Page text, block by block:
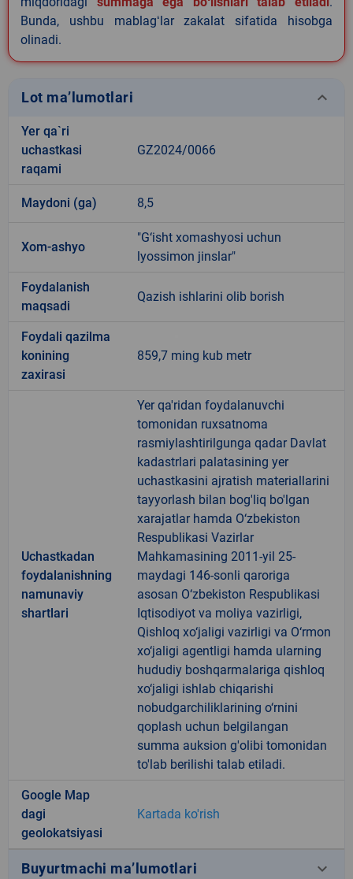
Bunda, ushbu mablagʻlar zakalat sifatida hisobga
olinadi.
Lot ma’lumotlari keyboard_arrow_down
Yer qa`ri
uchastkasi
raqami
GZ2024/0066
Maydoni (ga) 8,5
Xom-ashyo
"G‘isht xomashyosi uchun
lyossimon jinslar"
Foydalanish
maqsadi
Qazish ishlarini olib borish
Foydali qazilma
konining
zaxirasi
859,7 ming kub metr
Uchastkadan
foydalanishning
namunaviy
shartlari
Yer qa'ridan foydalanuvchi
tomonidan ruxsatnoma
rasmiylashtirilgunga qadar Davlat
kadastrlari palatasining yer
uchastkasini ajratish materiallarini
tayyorlash bilan bog'liq bo'lgan
xarajatlar hamda O‘zbekiston
Respublikasi Vazirlar
Mahkamasining 2011-yil 25-
maydagi 146-sonli qaroriga
asosan O‘zbekiston Respublikasi
Iqtisodiyot va moliya vazirligi,
Qishloq xo‘jaligi vazirligi va O‘rmon
xo‘jaligi agentligi hamda ularning
hududiy boshqarmalariga qishloq
xo‘jaligi ishlab chiqarishi
nobudgarchiliklarining o‘rnini
qoplash uchun belgilangan
summa auksion g'olibi tomonidan
to'lab berilishi talab etiladi.
Google Map
dagi
geolokatsiyasi
Kartada ko'rish
Buyurtmachi ma’lumotlari keyboard_arrow_down